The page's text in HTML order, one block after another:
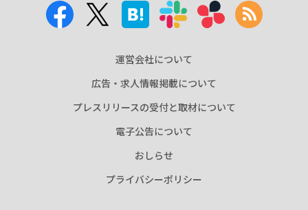
運営会社について
広告・求人情報掲載について
プレスリリースの受付と取材について
電子公告について
おしらせ
プライバシーポリシー